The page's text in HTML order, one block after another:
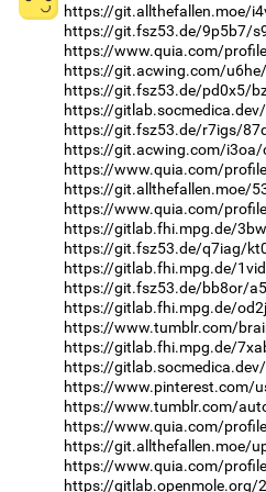
https://git.allthefallen.moe/
https://git.fsz53.de/9p5b7/
https://www.quia.com/
https://git.acwing.com/
https://git.fsz53.de/pd0x5/
https://
https://git.fsz53.de/r7igs/
https://git.acwing.com/
https://www.quia.com/
https://git.allthefallen.moe/
https://www.quia.com/
https://gitlab.fhi.mpg.de/
https://git.fsz53.de/q7iag/
https://gitlab.fhi.mpg.de/
https://git.fsz53.de/bb8or/
https://gitlab.fhi.mpg.de/
https://www.tumblr.com/
https://gitlab.fhi.mpg.de/
https://
https://www.pinterest.com/
https://www.tumblr.com/
https://www.quia.com/
https://git.allthefallen.moe/
https://www.quia.com/
https://